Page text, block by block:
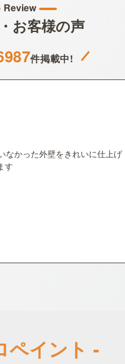
Review
お客様の声
件掲載中!
なかった外壁をきれいに仕上げ
す
ペイント -